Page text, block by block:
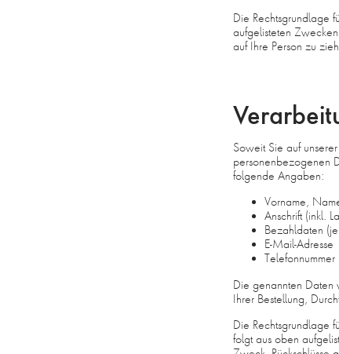
Die Rechtsgrundlage
aufgelisteten
auf Ihre Person zu
Soweit Sie auf
personenbezogenen
folgende Angaben:
Vorname,
Anschrift (inkl.
Bezahldaten
E-Mail-Adresse
Telefonnummer
Die genannten Daten
Ihrer Bestellung,
Die Rechtsgrundlage
folgt aus oben